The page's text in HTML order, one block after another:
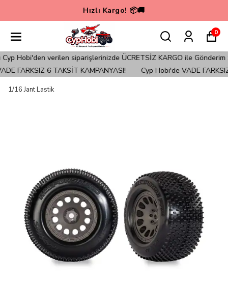
Hızlı Kargo! 📦🚚
0
verilen siparişlerinizde ÜCRETSİZ KARGO ile Gönderim
FARKSIZ 6 TAKSİT KAMPANYASI!
Cyp Hobi'de VADE
1/16 Jant Lastik